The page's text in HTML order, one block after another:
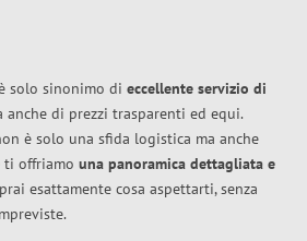
solo sinonimo di eccellente servizio di
anche di prezzi trasparenti ed equi.
è solo una sfida logistica ma anche
ti offriamo una panoramica dettagliata e
esattamente cosa aspettarti, senza